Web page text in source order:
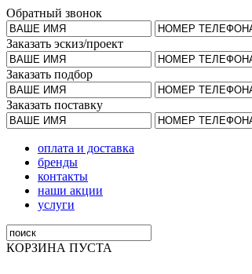
Обратный звонок
Заказать эскиз/проект
Заказать подбор
Заказать поставку
оплата и доставка
бренды
контакты
наши акции
услуги
КОРЗИНА ПУСТА